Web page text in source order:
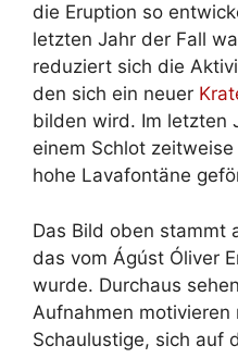
die Eruption so
letzten Jahr der Fall
reduziert sich die
den sich ein neuer
bilden wird. Im letzten
einem Schlot
hohe Lavafontäne
Das Bild oben stammt
das vom Ágúst Óliver
wurde. Durchaus
Aufnahmen motivieren
Schaulustige, sich auf